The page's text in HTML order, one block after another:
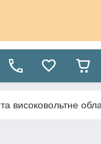
високовольтне